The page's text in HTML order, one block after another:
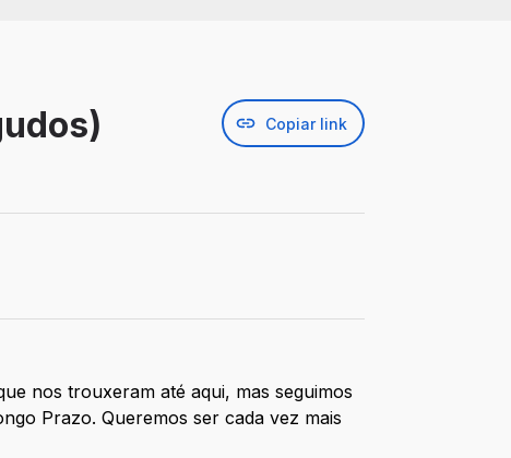
Copiar link
nos trouxeram até aqui, mas seguimos
Prazo. Queremos ser cada vez mais